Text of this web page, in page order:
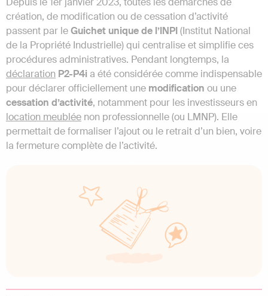
création, de modification ou de cessation d’activité
passent par leGuichet unique de l’INPI(Institut National
de la Propriété Industrielle) qui centralise et simplifie ces
procédures administratives. Pendant longtemps, la
déclaration P2-P4i a été considérée comme indispensable
pour déclarer officiellement une modification ou une
cessation d’activité, notamment pour les investisseurs en
location meublée non professionnelle (ou LMNP). Elle
permettait de formaliser l’ajout ou le retrait d’un bien, voire
la fermeture complète de l’activité.